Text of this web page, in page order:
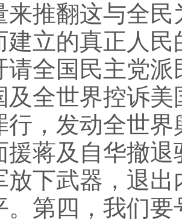
来推翻这与全
建立的真正人
请全国民主党
及全世界控诉
行，发动全世
援蒋及自华撤
放下武器，退
。第四，我们